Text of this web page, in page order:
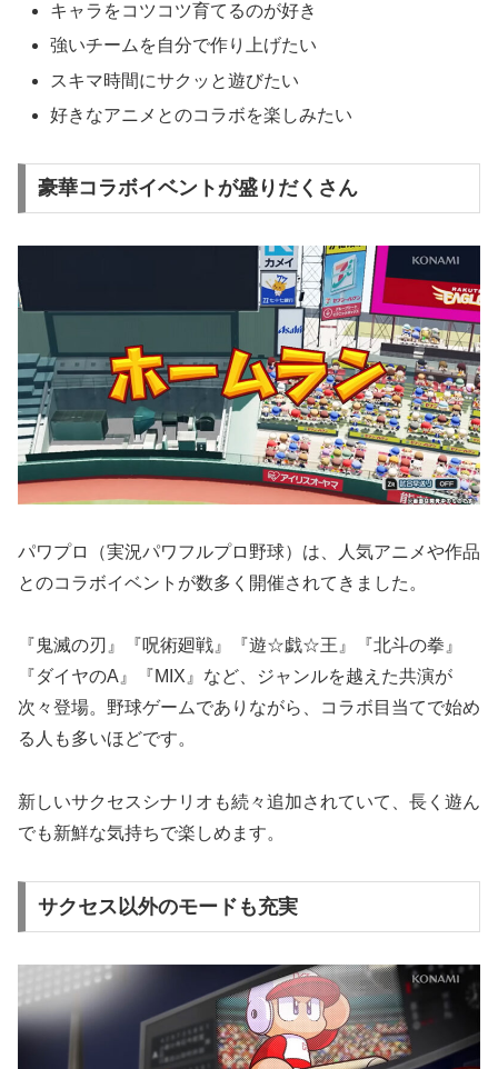
キャラをコツコツ育てるのが好き
強いチームを自分で作り上げたい
スキマ時間にサクッと遊びたい
好きなアニメとのコラボを楽しみたい
豪華コラボイベントが盛りだくさん
パワプロ（実況パワフルプロ野球）は、人気アニメや作品
とのコラボイベントが数多く開催されてきました。
『鬼滅の刃』『呪術廻戦』『遊☆戯☆王』『北斗の拳』
『ダイヤのA』『MIX』など、ジャンルを越えた共演が
次々登場。野球ゲームでありながら、コラボ目当てで始め
る人も多いほどです。
新しいサクセスシナリオも続々追加されていて、長く遊ん
でも新鮮な気持ちで楽しめます。
サクセス以外のモードも充実